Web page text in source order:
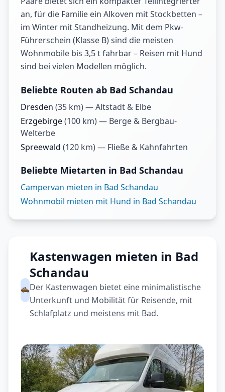
an, für die Familie ein Alkoven mit Stockbetten –
im Winter mit Standheizung. Mit dem Pkw-
Führerschein (Klasse B) sind die meisten
Wohnmobile bis 3,5 t fahrbar – Reisen mit Hund
sind bei vielen Modellen möglich.
Beliebte Routen ab Bad Schandau
Dresden (35 km) —Altstadt & Elbe
Erzgebirge(100 km) — Berge & Bergbau-
Welterbe
Spreewald (120 km) — Fließe & Kahnfahrten
Beliebte Mietarten in Bad Schandau
Campervan mieten in Bad Schandau
Wohnmobil mieten mit Hund in Bad Schandau
Kastenwagen mieten in Bad
Schandau
Der Kastenwagen bietet eine minimalistische
Unterkunft und Mobilität für Reisende, mit
Schlafplatz und meistens mit Bad.